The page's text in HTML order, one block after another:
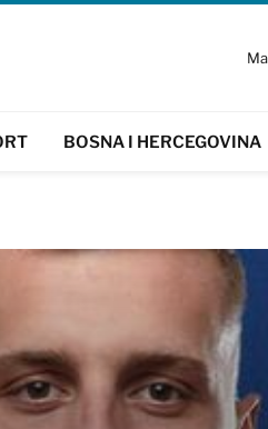
BOSNA I HERCEGOVINA